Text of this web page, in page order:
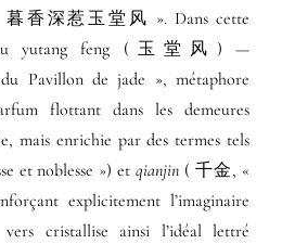
香深惹玉堂风 ». Dans cette
au yutang feng (玉堂风) —
Pavillon de jade », métaphore
flottant dans les demeures
mais enrichie par des termes tels
et noblesse ») etqianjin ( 千金, «
explicitement l’imaginaire
vers cristallise ainsi l’idéal lettré